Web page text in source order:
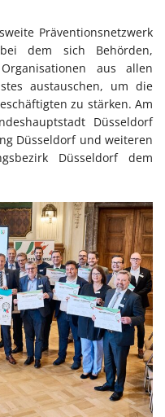
Präventionsnetzwerk
dem sich Behörden,
aus allen
austauschen, um die
zu stärken. Am
Düsseldorf
Düsseldorf und weiteren
Düsseldorf dem